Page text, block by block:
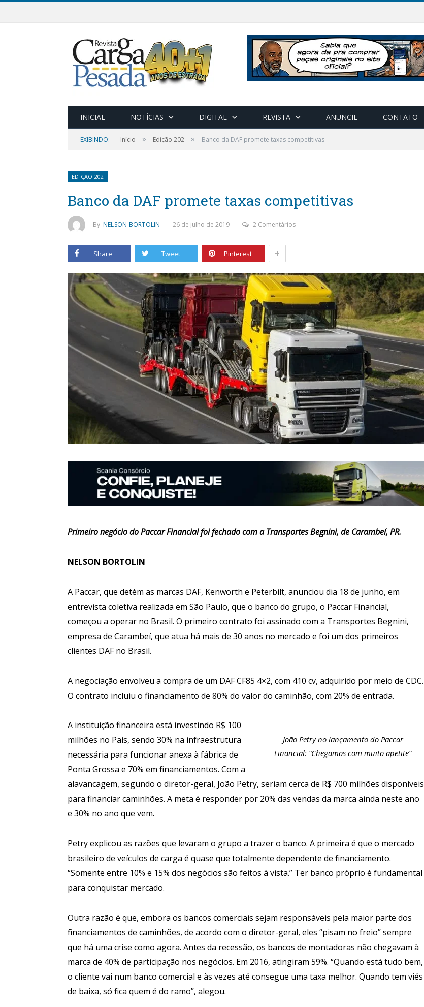
INICIAL NOTÍCIAS DIGITAL REVISTA ANUNCIE CONTATO
EXIBINDO: Início » Edição 202 » Banco da DAF promete taxas competitivas
EDIÇÃO 202
Banco da DAF promete taxas competitivas
By NELSON BORTOLIN 26 de julho de 2019 2 Comentários
Share Tweet Pinterest +
Primeiro negócio do Paccar Financial foi fechado com a Transportes Begnini, de Carambeí, PR.
NELSON BORTOLIN
A Paccar, que detém as marcas DAF, Kenworth e Peterbilt, anunciou dia 18 de junho, em
entrevista coletiva realizada em São Paulo, que o banco do grupo, o Paccar Financial,
começou a operar no Brasil. O primeiro contrato foi assinado com a Transportes Begnini,
empresa de Carambeí, que atua há mais de 30 anos no mercado e foi um dos primeiros
clientes DAF no Brasil.
A negociação envolveu a compra de um DAF CF85 4×2, com 410 cv, adquirido por meio de CDC.
O contrato incluiu o financiamento de 80% do valor do caminhão, com 20% de entrada.
João Petry no lançamento do Paccar
Financial: “Chegamos com muito apetite”
A instituição financeira está investindo R$ 100
milhões no País, sendo 30% na infraestrutura
necessária para funcionar anexa à fábrica de
Ponta Grossa e 70% em financiamentos. Com a
alavancagem, segundo o diretor-geral, João Petry, seriam cerca de R$ 700 milhões disponíveis
para financiar caminhões. A meta é responder por 20% das vendas da marca ainda neste ano
e 30% no ano que vem.
Petry explicou as razões que levaram o grupo a trazer o banco. A primeira é que o mercado
brasileiro de veículos de carga é quase que totalmente dependente de financiamento.
“Somente entre 10% e 15% dos negócios são feitos à vista.” Ter banco próprio é fundamental
para conquistar mercado.
Outra razão é que, embora os bancos comerciais sejam responsáveis pela maior parte dos
financiamentos de caminhões, de acordo com o diretor-geral, eles “pisam no freio” sempre
que há uma crise como agora. Antes da recessão, os bancos de montadoras não chegavam à
marca de 40% de participação nos negócios. Em 2016, atingiram 59%. “Quando está tudo bem,
o cliente vai num banco comercial e às vezes até consegue uma taxa melhor. Quando tem viés
de baixa, só fica quem é do ramo”, alegou.